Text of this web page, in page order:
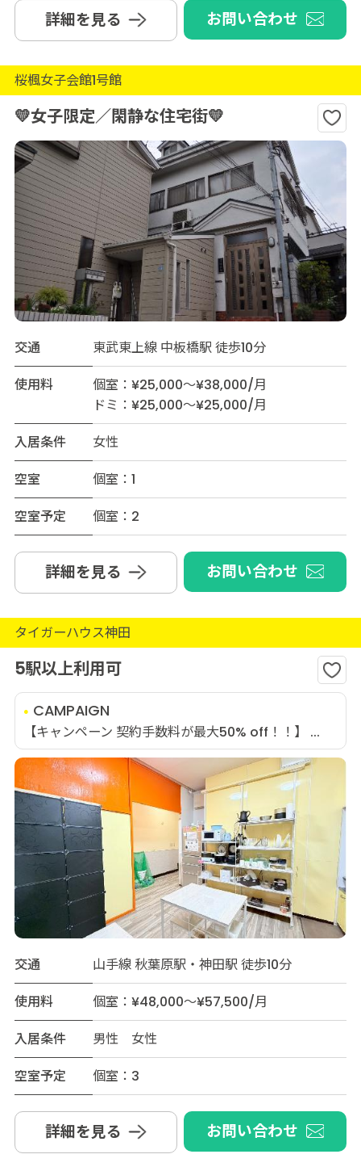
詳細を見る お問い合わせ
桜楓女子会館1号館
💛女子限定／閑静な住宅街💛
交通
東武東上線 中板橋駅 徒歩10分
使用料
個室：¥25,000～¥38,000/月
ドミ：¥25,000～¥25,000/月
入居条件
女性
空室
個室：1
空室予定
個室：2
詳細を見る お問い合わせ
タイガーハウス神田
5駅以上利用可
CAMPAIGN
【キャンペーン 契約手数料が最大50% off！！】 ...
交通
山手線 秋葉原駅・神田駅 徒歩10分
使用料
個室：¥48,000～¥57,500/月
入居条件
男性 女性
空室予定
個室：3
詳細を見る お問い合わせ